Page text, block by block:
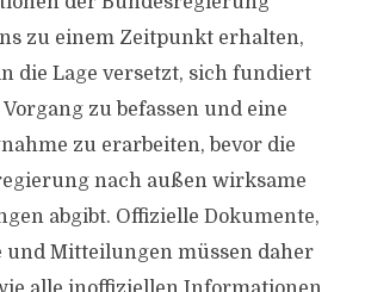
zu einem Zeitpunkt erhalten,
die Lage versetzt, sich fundiert
zu befassen und eine
zu erarbeiten, bevor die
nach außen wirksame
abgibt. Offizielle Dokumente,
und Mitteilungen müssen daher